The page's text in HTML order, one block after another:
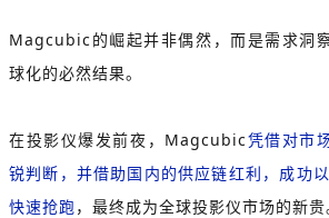
Magcubic的崛起并非偶然，而是需求洞
球化的必然结果。
在投影仪爆发前夜，Magcubic凭借对市
锐判断，并借助国内的供应链红利，成功
快速抢跑 ，最终成为全球投影仪市场的新贵